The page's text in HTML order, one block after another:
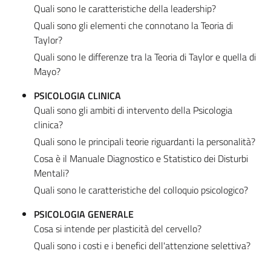
Quali sono le caratteristiche della leadership?
Quali sono gli elementi che connotano la Teoria di
Taylor?
Quali sono le differenze tra la Teoria di Taylor e quella di
Mayo?
PSICOLOGIA CLINICA
Quali sono gli ambiti di intervento della Psicologia
clinica?
Quali sono le principali teorie riguardanti la personalità?
Cosa è il Manuale Diagnostico e Statistico dei Disturbi
Mentali?
Quali sono le caratteristiche del colloquio psicologico?
PSICOLOGIA GENERALE
Cosa si intende per plasticità del cervello?
Quali sono i costi e i benefici dell'attenzione selettiva?